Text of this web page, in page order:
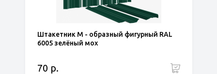
Штакетник М - образный фигурный RAL
6005 зелёный мох
70 р.